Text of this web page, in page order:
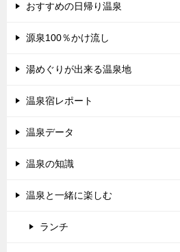
おすすめの日帰り温泉
源泉100％かけ流し
湯めぐりが出来る温泉地
温泉宿レポート
温泉データ
温泉の知識
温泉と一緒に楽しむ
ランチ